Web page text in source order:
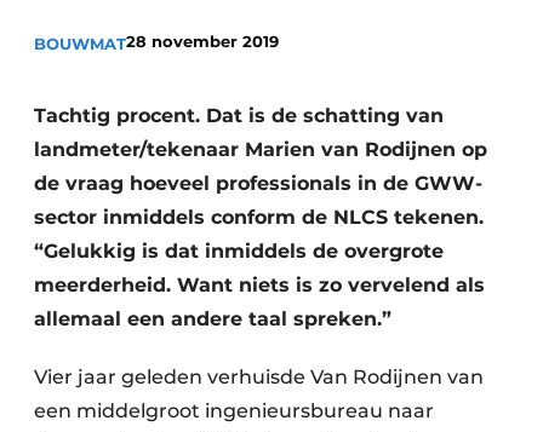
Kopen/Huren/Leasen
BOUWMAT28 november 2019
Tachtig procent. Dat is de schatting van
landmeter/tekenaar Marien van Rodijnen op
de vraag hoeveel professionals in de GWW-
sector inmiddels conform de NLCS tekenen.
“Gelukkig is dat inmiddels de overgrote
meerderheid. Want niets is zo vervelend als
allemaal een andere taal spreken.”
Vier jaar geleden verhuisde Van Rodijnen van
een middelgroot ingenieursbureau naar